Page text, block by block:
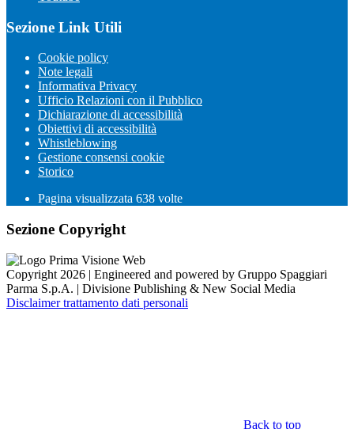
Sezione Link Utili
Cookie policy
Note legali
Informativa Privacy
Ufficio Relazioni con il Pubblico
Dichiarazione di accessibilità
Obiettivi di accessibilità
Whistleblowing
Gestione consensi cookie
Storico
Pagina visualizzata 638 volte
Sezione Copyright
Copyright 2026 | Engineered and powered by Gruppo Spaggiari
Parma S.p.A. | Divisione Publishing & New Social Media
Disclaimer trattamento dati personali
Back to top